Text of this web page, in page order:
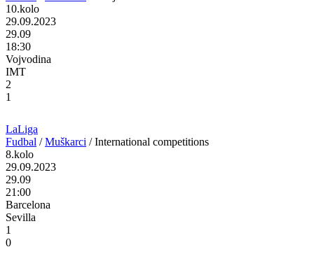
10.kolo
29.09.2023
29.09
18:30
Vojvodina
IMT
2
1
LaLiga
Fudbal / Muškarci / International competitions
8.kolo
29.09.2023
29.09
21:00
Barcelona
Sevilla
1
0